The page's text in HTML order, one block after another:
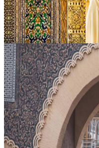
Su richiesta
Merzouga, Marocco
15 giorni Casablanca
città imperiali
Introduzione: In 15 giorni e
sguardo completo sul
capitali imperiali, strade di